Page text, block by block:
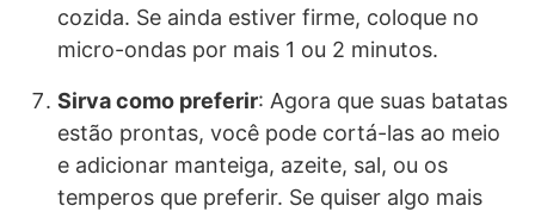
cozida. Se ainda estiver firme, coloque no
micro-ondas por mais 1 ou 2 minutos.
Sirva como preferir: Agora que suas batatas
estão prontas, você pode cortá-las ao meio
e adicionar manteiga, azeite, sal, ou os
temperos que preferir. Se quiser algo mais